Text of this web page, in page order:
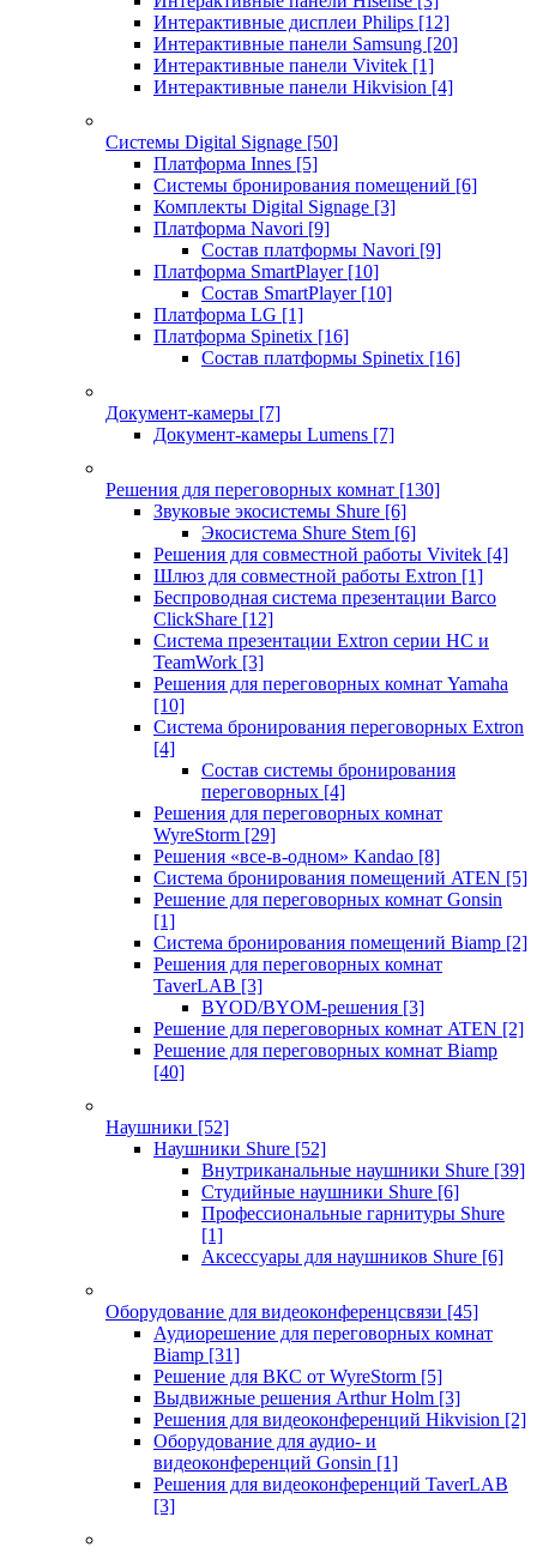
Интерактивные дисплеи Philips [12]
Интерактивные панели Samsung [20]
Интерактивные панели Vivitek [1]
Интерактивные панели Hikvision [4]
Системы Digital Signage [50]
Платформа Innes [5]
Системы бронирования помещений [6]
Комплекты Digital Signage [3]
Платформа Navori [9]
Состав платформы Navori [9]
Платформа SmartPlayer [10]
Состав SmartPlayer [10]
Платформа LG [1]
Платформа Spinetix [16]
Состав платформы Spinetix [16]
Документ-камеры [7]
Документ-камеры Lumens [7]
Решения для переговорных комнат [130]
Звуковые экосистемы Shure [6]
Экосистема Shure Stem [6]
Решения для совместной работы Vivitek [4]
Шлюз для совместной работы Extron [1]
Беспроводная система презентации Barco
ClickShare [12]
Система презентации Extron серии HC и
TeamWork [3]
Решения для переговорных комнат Yamaha
[10]
Система бронирования переговорных Extron
[4]
Состав системы бронирования
переговорных [4]
Решения для переговорных комнат
WyreStorm [29]
Решения «все-в-одном» Kandao [8]
Система бронирования помещений ATEN [5]
Решение для переговорных комнат Gonsin
[1]
Система бронирования помещений Biamp [2]
Решения для переговорных комнат
TaverLAB [3]
BYOD/BYOM-решения [3]
Решение для переговорных комнат ATEN [2]
Решение для переговорных комнат Biamp
[40]
Наушники [52]
Наушники Shure [52]
Внутриканальные наушники Shure [39]
Студийные наушники Shure [6]
Профессиональные гарнитуры Shure
[1]
Аксессуары для наушников Shure [6]
Оборудование для видеоконференцсвязи [45]
Аудиорешение для переговорных комнат
Biamp [31]
Решение для ВКС от WyreStorm [5]
Выдвижные решения Arthur Holm [3]
Решения для видеоконференций Hikvision [2]
Оборудование для аудио- и
видеоконференций Gonsin [1]
Решения для видеоконференций TaverLAB
[3]